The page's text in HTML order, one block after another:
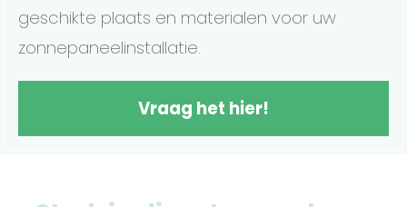
geschikte plaats en materialen voor uw
zonnepaneelinstallatie.
Vraag het hier!